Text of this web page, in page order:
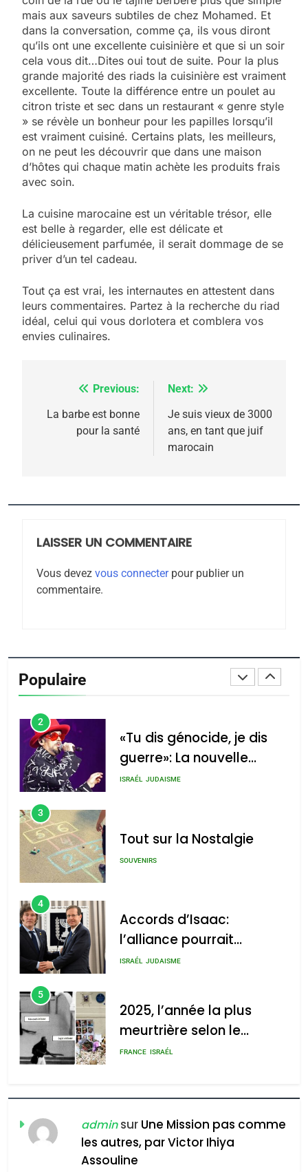
mais aux saveurs subtiles de chez Mohamed. Et
dans la conversation, comme ça, ils vous diront
qu’ils ont une excellente cuisinière et que si un soir
cela vous dit…Dites oui tout de suite. Pour la plus
grande majorité des riads la cuisinière est vraiment
excellente. Toute la différence entre un poulet au
citron triste et sec dans un restaurant « genre style
» se révèle un bonheur pour les papilles lorsqu’il
est vraiment cuisiné. Certains plats, les meilleurs,
on ne peut les découvrir que dans une maison
d’hôtes qui chaque matin achète les produits frais
avec soin.
La cuisine marocaine est un véritable trésor, elle
est belle à regarder, elle est délicate et
délicieusement parfumée, il serait dommage de se
priver d’un tel cadeau.
Tout ça est vrai, les internautes en attestent dans
leurs commentaires. Partez à la recherche du riad
idéal, celui qui vous dorlotera et comblera vos
envies culinaires.
Navigation
de
l’article
Previous:
La barbe est bonne
pour la santé
Next:
Je suis vieux de 3000
ans, en tant que juif
marocain
LAISSER UN COMMENTAIRE
Vous devez vous connecterpour publier un
commentaire.
Populaire
2025, l’année la plus
meurtrière selon le
rapport d’ADL contre
FRANCE ISRAÉL
POURQUOI JE REVENDIQUE
MA JUDAÏTE par Thérèse
Zrihen-Dvir
ISRAÉL JUDAISME
JUDAISME
8
Tafraout, le miel de Tadla
2
«Tu dis génocide, je dis
guerre»: La nouvelle
chanson de Boy George
ISRAÉL JUDAISME
3
Tout sur la Nostalgie
SOUVENIRS
4
Accords d’Isaac:
l’alliance pourrait
s’étendre à 13 pays
ISRAÉL JUDAISME
5
2025, l’année la plus
meurtrière selon le
rapport d’ADL contre
FRANCE ISRAÉL
FIÈRE, DIGNE ET RÉSILIENTE :
POURQUOI JE REVENDIQUE
MA JUDAÏTE par Thérèse
Zrihen-Dvir
ISRAÉL JUDAISME
adminsur Une Mission pas comme
les autres, par Victor Ihiya
Assouline